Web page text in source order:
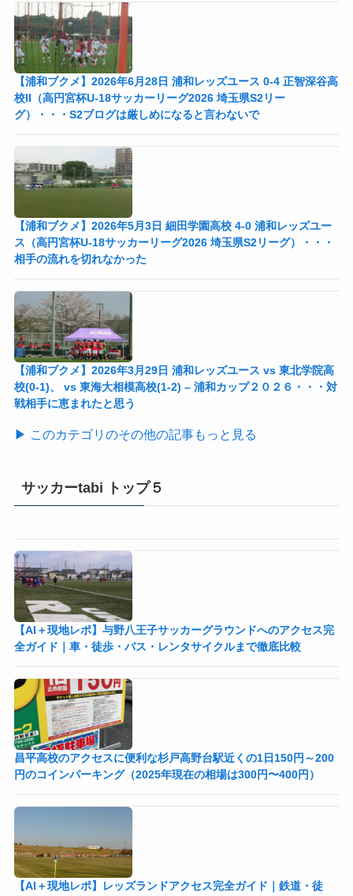
【浦和ブクメ】2026年6月28日 浦和レッズユース 0-4 正智深谷高
校II（高円宮杯U-18サッカーリーグ2026 埼玉県S2リー
グ）・・・S2ブログは厳しめになると言わないで
【浦和ブクメ】2026年5月3日 細田学園高校 4-0 浦和レッズユー
ス（高円宮杯U-18サッカーリーグ2026 埼玉県S2リーグ）・・・
相手の流れを切れなかった
【浦和ブクメ】2026年3月29日 浦和レッズユース vs 東北学院高
校(0-1)、 vs 東海大相模高校(1-2) – 浦和カップ２０２６・・・対
戦相手に恵まれたと思う
▶ このカテゴリのその他の記事もっと見る
サッカーtabi トップ５
【AI＋現地レポ】与野八王子󠁣󠁴󠁿󠁣󠁴󠁿サッカーグラウンドへのアクセス完
全ガイド｜車・徒歩・バス・レンタサイクルまで徹底比較
昌平高校のアクセスに便利な杉戸高野台駅近くの1日150円～200
円のコインパーキング（2025年現在の相場は300円〜400円）
【AI＋現地レポ】レッズランドアクセス完全ガイド｜鉄道・徒